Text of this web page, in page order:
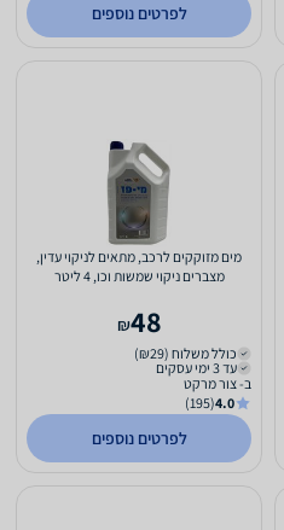
לפרטים נוספים
מים מזוקקים לרכב, מתאים לניקוי עדין,
מצברים ניקוי שמשות וכו, 4 ליטר
48
₪
כולל משלוח (₪29)
עד 3 ימי עסקים
ב- צור מרקט
4.0
(195)
לפרטים נוספים